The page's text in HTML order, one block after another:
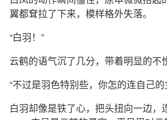
翼都耷拉了下来，模样格外失落。
“白羽！”
云鹤的语气沉了几分，带着明显的不
“不过是羽色特别些，你怎的连自己
白羽却像是铁了心，把头扭向一边，